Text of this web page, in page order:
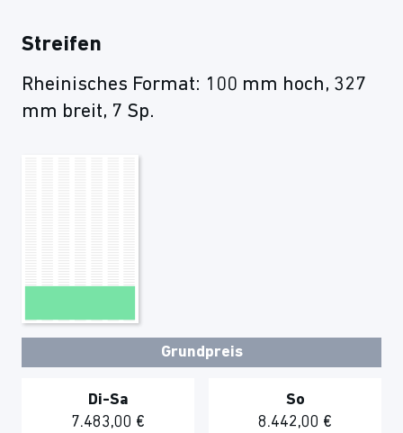
Streifen
Rheinisches Format: 100 mm hoch, 327
mm breit, 7 Sp.
Grundpreis
Di-Sa
7.483,00 €
So
8.442,00 €